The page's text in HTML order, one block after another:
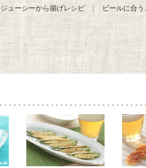
ジューシーから揚げレシピ ビールに合う